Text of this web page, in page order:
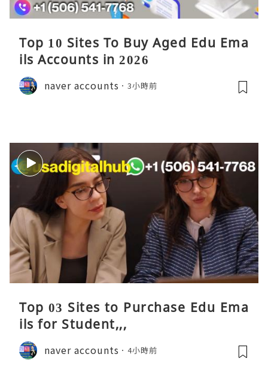
Top 10 Sites To Buy Aged Edu Ema
ils Accounts in 2026
naver accounts 3小時前
Top 03 Sites to Purchase Edu Ema
ils for Student,,,
naver accounts 4小時前